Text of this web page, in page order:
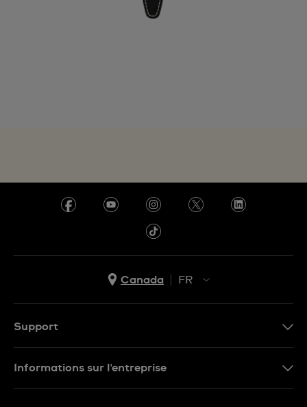
Canada
FR
Support
Informations sur l'entreprise